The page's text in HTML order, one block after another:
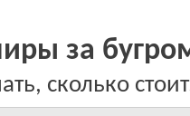
за
сколько